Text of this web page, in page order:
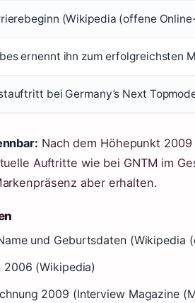
(Wikipedia (offene
ernennt ihn zum erfolgreichsten
bei Germany’s Next
Nach dem Höhepunkt
Auftritte wie bei GNTM im
aber erhalten.
und Geburtsdaten (Wikipedia
2006 (Wikipedia)
2009 (Interview Magazine